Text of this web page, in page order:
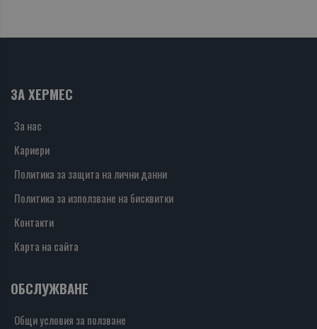
ЗА ХЕРМЕС
За нас
Кариери
Политика за защита на лични данни
Политика за използване на бисквитки
Контакти
Карта на сайта
ОБСЛУЖВАНЕ
Общи условия за ползване